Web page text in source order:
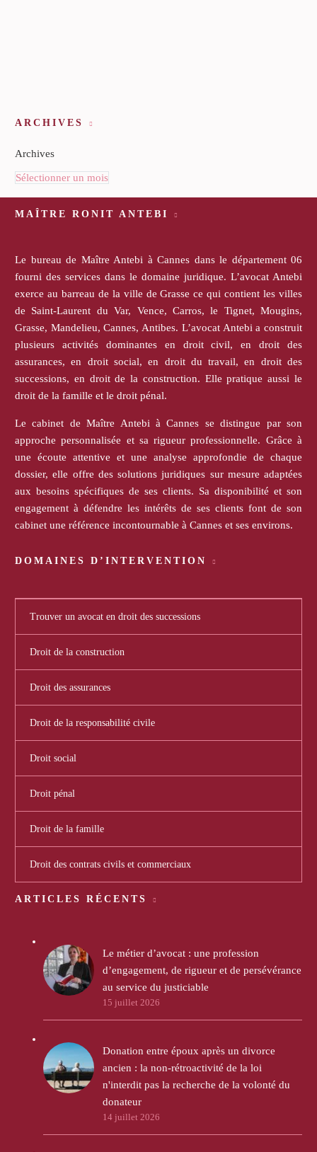
ARCHIVES
Archives
Sélectionner un mois
MAÎTRE RONIT ANTEBI
Le bureau de Maître Antebi à Cannes dans le département 06
fourni des services dans le domaine juridique. L’avocat Antebi
exerce au barreau de la ville de Grasse ce qui contient les villes
de Saint-Laurent du Var, Vence, Carros, le Tignet, Mougins,
Grasse, Mandelieu, Cannes, Antibes. L’avocat Antebi a construit
plusieurs activités dominantes en droit civil, en droit des
assurances, en droit social, en droit du travail, en droit des
successions, en droit de la construction. Elle pratique aussi le
droit de la famille et le droit pénal.
Le cabinet de Maître Antebi à Cannes se distingue par son
approche personnalisée et sa rigueur professionnelle. Grâce à
une écoute attentive et une analyse approfondie de chaque
dossier, elle offre des solutions juridiques sur mesure adaptées
aux besoins spécifiques de ses clients. Sa disponibilité et son
engagement à défendre les intérêts de ses clients font de son
cabinet une référence incontournable à Cannes et ses environs.
DOMAINES D’INTERVENTION
Trouver un avocat en droit des successions
Droit de la construction
Droit des assurances
Droit de la responsabilité civile
Droit social
Droit pénal
Droit de la famille
Droit des contrats civils et commerciaux
ARTICLES RÉCENTS
Le métier d’avocat : une profession
d’engagement, de rigueur et de persévérance
au service du justiciable
15 juillet 2026
Donation entre époux après un divorce
ancien : la non-rétroactivité de la loi
n'interdit pas la recherche de la volonté du
donateur
14 juillet 2026